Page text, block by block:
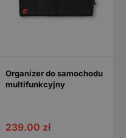
Organizer do samochodu
multifunkcyjny
239.00 zł